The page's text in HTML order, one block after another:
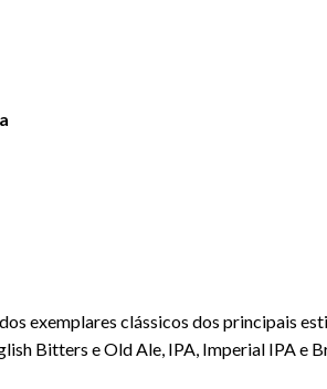
exemplares clássicos dos principais
Bitters e Old Ale, IPA, Imperial IPA e